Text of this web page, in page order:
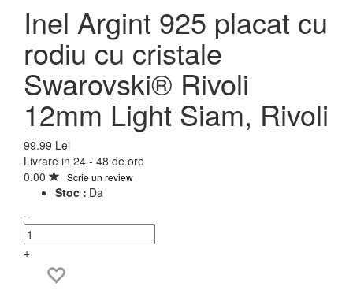
Inel Argint 925 placat cu
rodiu cu cristale
Swarovski® Rivoli
12mm Light Siam, Rivoli
99.99 Lei
Livrare in 24 - 48 de ore
0.00
Scrie un review
Stoc : Da
-
+